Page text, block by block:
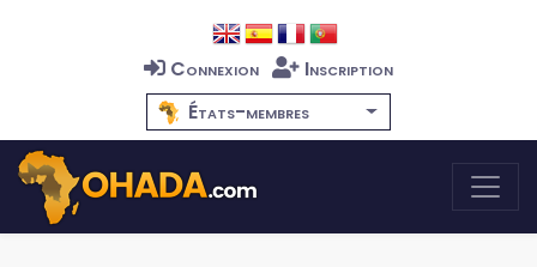
Connexion
Inscription
États-membres